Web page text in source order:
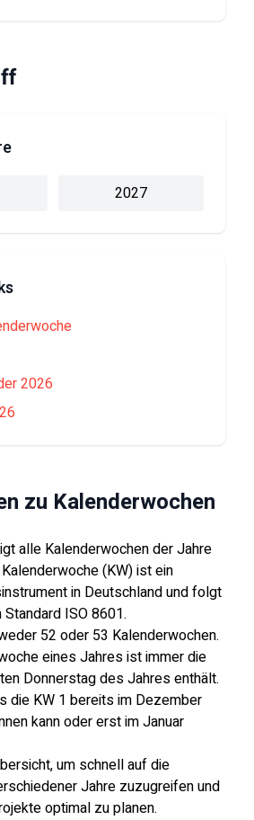
2027
2026
zu Kalenderwochen
alle Kalenderwochen der Jahre
(KW) ist ein
in Deutschland und folgt
ISO 8601.
52 oder 53 Kalenderwochen.
eines Jahres ist immer die
Donnerstag des Jahres enthält.
die KW 1 bereits im Dezember
kann oder erst im Januar
um schnell auf die
Jahre zuzugreifen und
optimal zu planen.